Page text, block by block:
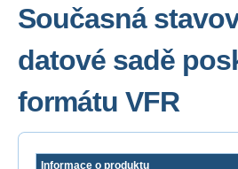
Současná
datové sadě
formátu VFR
Informace o produktu